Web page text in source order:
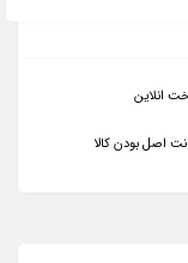
انلاین
اصل بودن کالا